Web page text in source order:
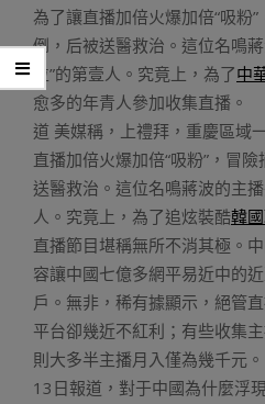
為了讓直播加倍火爆加倍“吸粉
倒，后被送醫救治。這位名鳴
位”的第壹人。究竟上，為了中
愈多的年青人參加收集直播
道 美媒稱，上禮拜，重慶區域
直播加倍火爆加倍“吸粉”，冒
送醫救治。這位名鳴蔣波的主
人。究竟上，為了追炫裝酷韓
直播節目堪稱無所不消其極。
容讓中國七億多網平易近中的
戶。無非，稀有據顯示，絕管
平台卻幾近不紅利；有些收集
則大多半主播月入僅為幾千
13日報道，對于中國為什麼浮